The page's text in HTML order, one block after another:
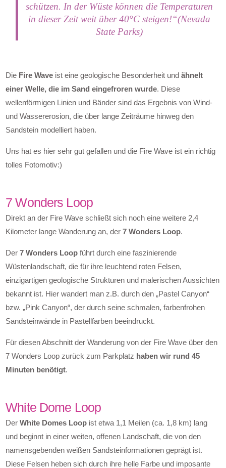
schützen. In der Wüste können die Temperaturen
in dieser Zeit weit über 40°C steigen!“(Nevada
State Parks)
Die Fire Wave ist eine geologische Besonderheit undähnelt
einer Welle, die im Sand eingefroren wurde . Diese
wellenförmigen Linien und Bänder sind das Ergebnis von Wind-
und Wassererosion, die über lange Zeiträume hinweg den
Sandstein modelliert haben.
Uns hat es hier sehr gut gefallen und die Fire Wave ist ein richtig
tolles Fotomotiv:)
7 Wonders Loop
Direkt an der Fire Wave schließt sich noch eine weitere 2,4
Kilometer lange Wanderung an, der7 Wonders Loop
Der7 Wonders Loop führt durch eine faszinierende
Wüstenlandschaft, die für ihre leuchtend roten Felsen,
einzigartigen geologische Strukturen und malerischen Aussichten
bekannt ist. Hier wandert man z.B. durch den „Pastel Canyon“
bzw. „Pink Canyon“, der durch seine schmalen, farbenfrohen
Sandsteinwände in Pastellfarben beeindruckt.
Für diesen Abschnitt der Wanderung von der Fire Wave über den
7 Wonders Loop zurück zum Parkplatz haben wir rund 45
Minuten benötigt
White Dome Loop
DerWhite Domes Loop ist etwa 1,1 Meilen (ca. 1,8 km) lang
und beginnt in einer weiten, offenen Landschaft, die von den
namensgebenden weißen Sandsteinformationen geprägt ist.
Diese Felsen heben sich durch ihre helle Farbe und imposante